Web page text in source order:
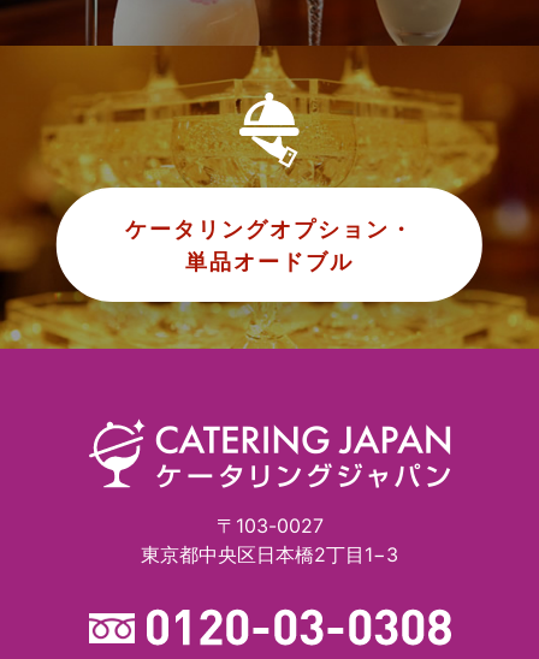
ケータリングオプション・
単品オードブル
〒103-0027
東京都中央区日本橋2丁目1−3